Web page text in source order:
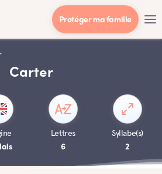
Protéger ma famille
Carter
Lettres
6
Syllabe(s)
2